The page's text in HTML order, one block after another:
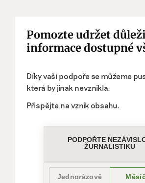
Pomozte udržet
informace dostupné
Díky vaší podpoře se můžeme
která by jinak nevznikla.
Přispějte na vznik obsahu.